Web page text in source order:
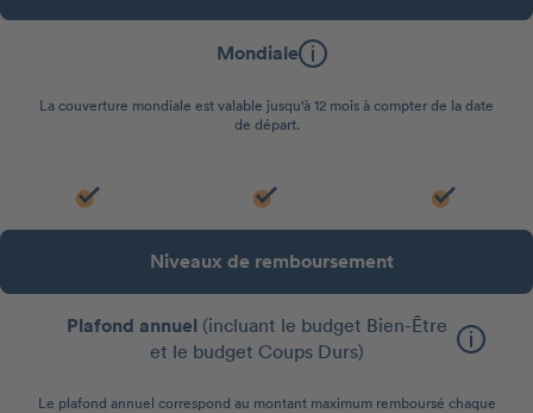
Mondiale
La couverture mondiale est valable jusqu'à 12 mois à compter de la date
de départ.
Niveaux de remboursement
Plafond annuel (incluant le budget Bien-Être
et le budget Coups Durs)
Le plafond annuel correspond au montant maximum remboursé chaque